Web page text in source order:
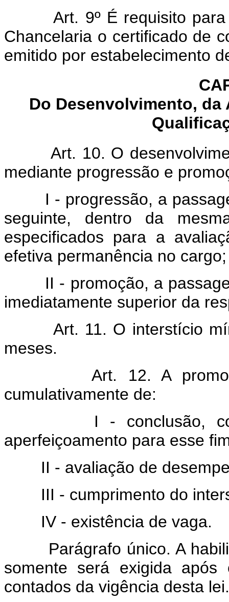
Art. 9º É requisito
Chancelaria o certificado de
emitido por estabelecimento
Do Desenvolvimento, da
Art. 10. O
mediante progressão e
I - progressão, a
seguinte, dentro da
especificados para a
efetiva permanência no cargo;
II - promoção, a
imediatamente superior da
Art. 11. O interstício
meses.
Art. 12. A
cumulativamente de:
I - conclusão, com
aperfeiçoamento para esse
II - avaliação de
III - cumprimento do
IV - existência de vaga.
Parágrafo único. A
somente será exigida
contados da vigência desta lei.